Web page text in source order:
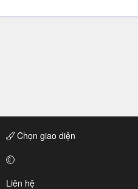
Chọn giao diện
Liên hệ